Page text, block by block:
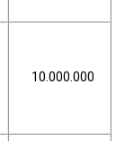
10.000.000